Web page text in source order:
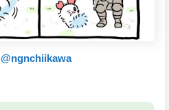
@ngnchiikawa